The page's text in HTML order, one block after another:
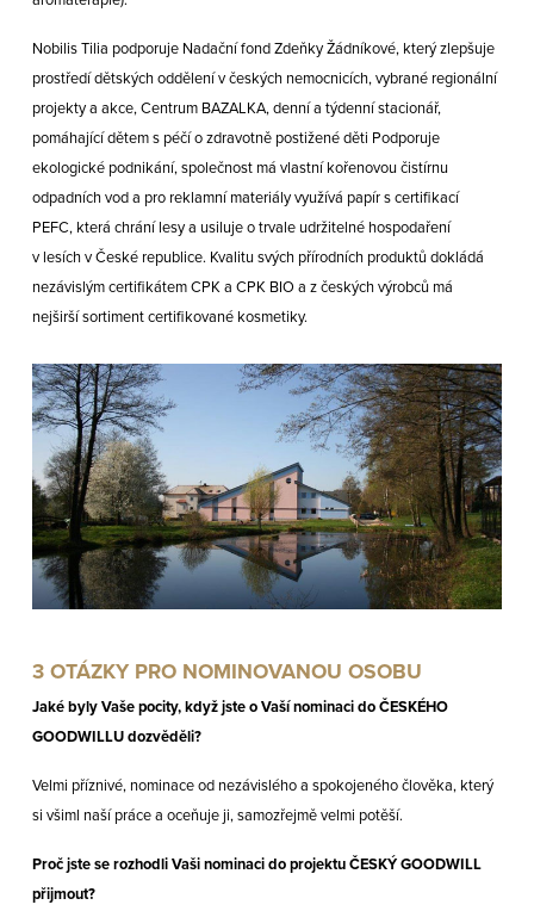
Nobilis Tilia podporuje Nadační fond Zdeňky Žádníkové, který zlepšuje
prostředí dětských oddělení v českých nemocnicích, vybrané regionální
projekty a akce, Centrum BAZALKA, denní a týdenní stacionář,
pomáhající dětem s péčí o zdravotně postižené děti Podporuje
ekologické podnikání, společnost má vlastní kořenovou čistírnu
odpadních vod a pro reklamní materiály využívá papír s certifikací
PEFC, která chrání lesy a usiluje o trvale udržitelné hospodaření
v lesích v České republice. Kvalitu svých přírodních produktů dokládá
nezávislým certifikátem CPK a CPK BIO a z českých výrobců má
nejširší sortiment certifikované kosmetiky.
3 OTÁZKY PRO NOMINOVANOU OSOBU
Jaké byly Vaše pocity, když jste o Vaší nominaci do ČESKÉHO
GOODWILLU dozvěděli?
Velmi příznivé, nominace od nezávislého a spokojeného člověka, který
si všiml naší práce a oceňuje ji, samozřejmě velmi potěší.
Proč jste se rozhodli Vaši nominaci do projektu ČESKÝ GOODWILL
přijmout?